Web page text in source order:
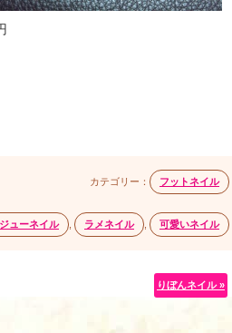
カテゴリー： フットネイル
ューネイル ラメネイル 可愛いネイル
りぼんネイル »